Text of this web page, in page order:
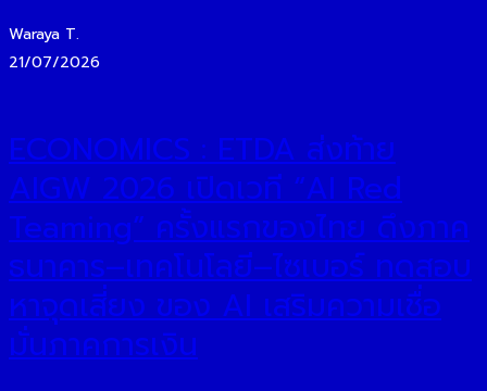
Waraya T.
21/07/2026
ECONOMICS : ETDA ส่งท้าย
AIGW 2026 เปิดเวที “AI Red
Teaming” ครั้งแรกของไทย ดึงภาค
ธนาคาร–เทคโนโลยี–ไซเบอร์ ทดสอบ
หาจุดเสี่ยง ของ AI เสริมความเชื่อ
มั่นภาคการเงิน